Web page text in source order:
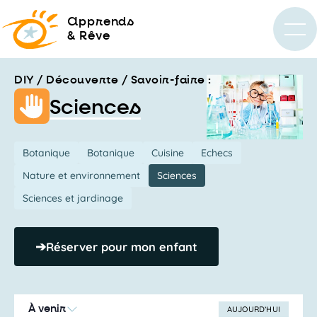
apprends
& Rêve
DIY / Découverte / Savoir-faire :
Sciences
Botanique Botanique Cuisine
Echecs
Nature et environnement
Sciences
Sciences et jardinage
➔Réserver pour mon enfant
AUJOURD’HUI
À venir